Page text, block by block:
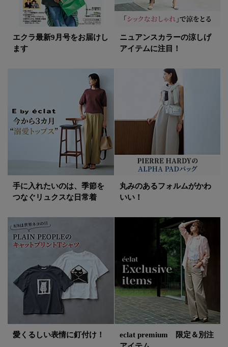
エクラ最新9月号をお届けし
ます
ニュアンスカラーの涼しげ
アイテムに注目！
手に入れたいのは、季節を
つなぐリュクスな日常着
丸みのあるフォルムがかわ
いい！
愛くるしい表情に釘付け！
eclat premium 限定＆別注